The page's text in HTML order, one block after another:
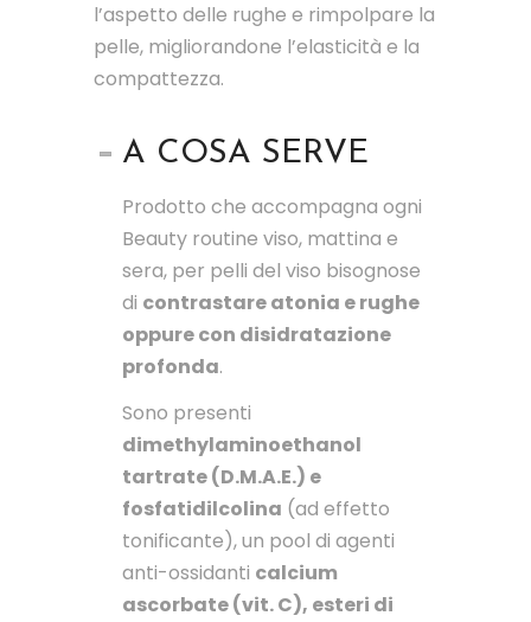
l’aspetto delle rughe e rimpolpare la
pelle, migliorandone l’elasticità e la
compattezza.
A COSA SERVE
Prodotto che accompagna ogni
Beauty routine viso, mattina e
sera, per pelli del viso bisognose
di contrastare atonia e rughe
oppure con disidratazione
profonda.
Sono presenti
dimethylaminoethanol
tartrate (D.M.A.E.) e
fosfatidilcolina (ad effetto
tonificante), un pool di agenti
anti-ossidanti calcium
ascorbate (vit. C), esteri di